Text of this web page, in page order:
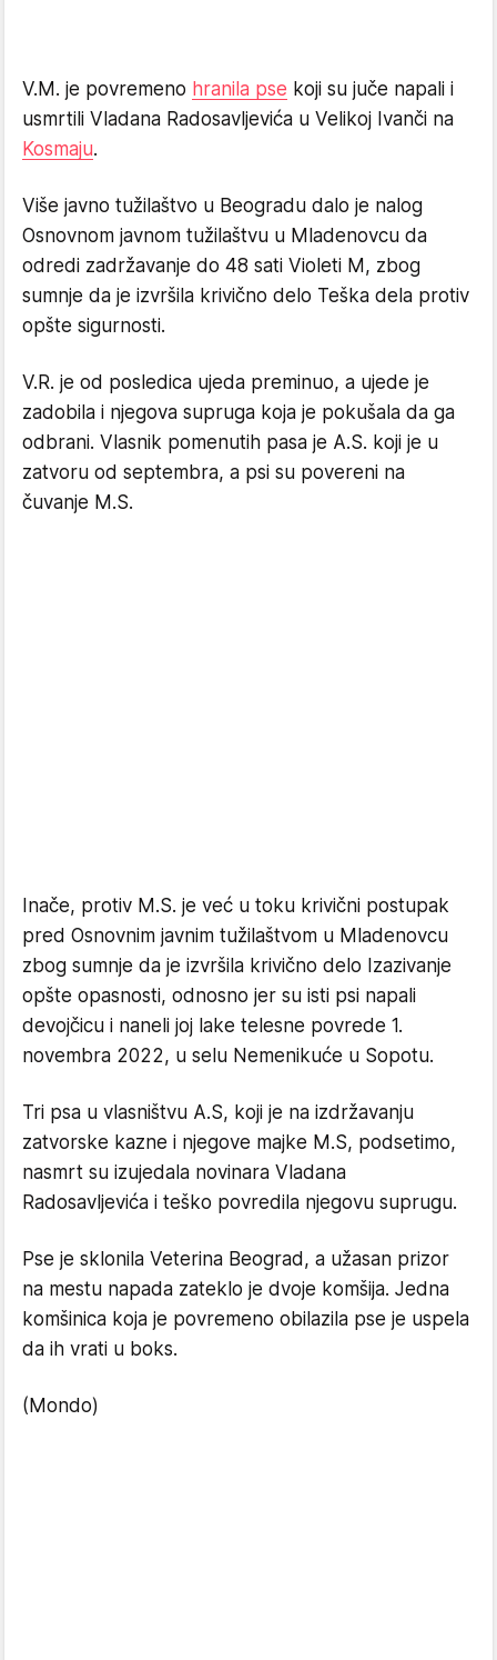
V.M. je povremeno hranila pse koji su juče napali i
usmrtili Vladana Radosavljevića u Velikoj Ivanči na
Kosmaju.
Više javno tužilaštvo u Beogradu dalo je nalog
Osnovnom javnom tužilaštvu u Mladenovcu da
odredi zadržavanje do 48 sati Violeti M, zbog
sumnje da je izvršila krivično delo Teška dela protiv
opšte sigurnosti.
V.R. je od posledica ujeda preminuo, a ujede je
zadobila i njegova supruga koja je pokušala da ga
odbrani. Vlasnik pomenutih pasa je A.S. koji je u
zatvoru od septembra, a psi su povereni na
čuvanje M.S.
Inače, protiv M.S. je već u toku krivični postupak
pred Osnovnim javnim tužilaštvom u Mladenovcu
zbog sumnje da je izvršila krivično delo Izazivanje
opšte opasnosti, odnosno jer su isti psi napali
devojčicu i naneli joj lake telesne povrede 1.
novembra 2022, u selu Nemenikuće u Sopotu.
Tri psa u vlasništvu A.S, koji je na izdržavanju
zatvorske kazne i njegove majke M.S, podsetimo,
nasmrt su izujedala novinara Vladana
Radosavljevića i teško povredila njegovu suprugu.
Pse je sklonila Veterina Beograd, a užasan prizor
na mestu napada zateklo je dvoje komšija. Jedna
komšinica koja je povremeno obilazila pse je uspela
da ih vrati u boks.
(Mondo)